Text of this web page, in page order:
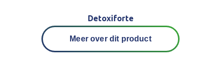
Detoxiforte
Meer over dit product